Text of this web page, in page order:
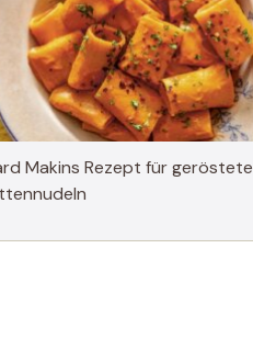
Makins Rezept für geröstete